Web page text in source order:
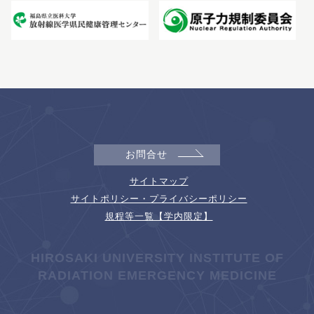
お問合せ
サイトマップ
サイトポリシー・プライバシーポリシー
規程等一覧【学内限定】
HIROSAKI UNIVERSITY INSTITUTE OF
RADIATION EMERGENCY MEDICINE